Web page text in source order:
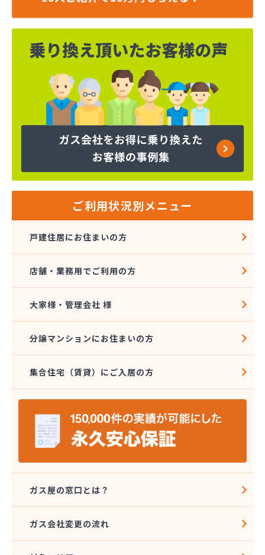
ご利用状況別メニュー
戸建住居にお住まいの方
店舗・業務用でご利用の方
大家様・管理会社 様
分譲マンションにお住まいの方
集合住宅（賃貸）にご入居の方
ガス屋の窓口とは？
ガス会社変更の流れ